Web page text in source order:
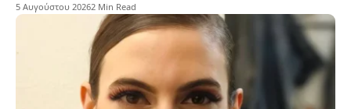
5 Αυγούστου 20262 Min Read